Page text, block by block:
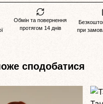
Обмін та повернення
протягом 14 днів
при
сподобатися